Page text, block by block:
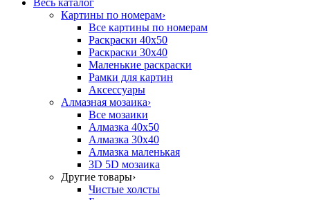
Весь каталог
Картины по номерам›
Все картины по номерам
Раскраски 40х50
Раскраски 30х40
Маленькие раскраски
Рамки для картин
Аксессуары
Алмазная мозаика›
Все мозаики
Алмазка 40х50
Алмазка 30х40
Алмазка маленькая
3D 5D мозаика
Другие товары›
Чистые холсты